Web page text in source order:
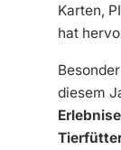
Karten,
hat
diesem